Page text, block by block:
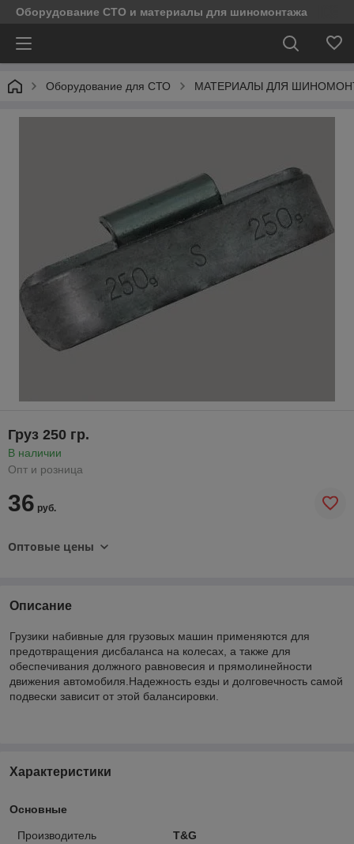
Оборудование СТО и материалы для шиномонтажа
Оборудование для СТО МАТЕРИАЛЫ ДЛЯ
Груз 250 гр.
В наличии
Опт и розница
36 руб.
Оптовые цены
Описание
Грузики набивные для грузовых машин применяются для
предотвращения дисбаланса на колесах, а также для
обеспечивания должного равновесия и прямолинейности
движения автомобиля.Надежность езды и долговечность самой
подвески зависит от этой балансировки.
Характеристики
Основные
Производитель
T&G